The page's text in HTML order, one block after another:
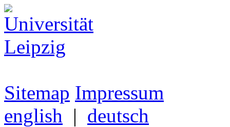
Sitemap Impressum
english | deutsch